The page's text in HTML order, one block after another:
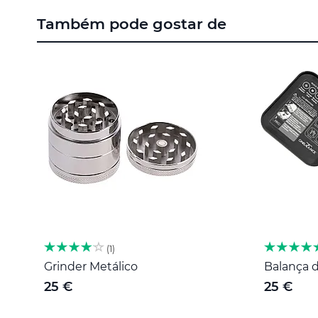
o
início
imagens
Também pode gostar de
1
Grinder Metálico
25 €
Balança
25 €